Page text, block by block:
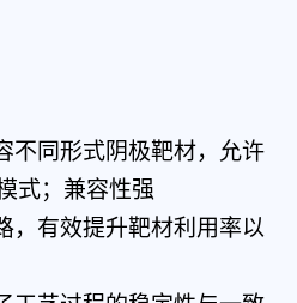
不同形式阴极靶材，允许
式；兼容性强
，有效提升靶材利用率以